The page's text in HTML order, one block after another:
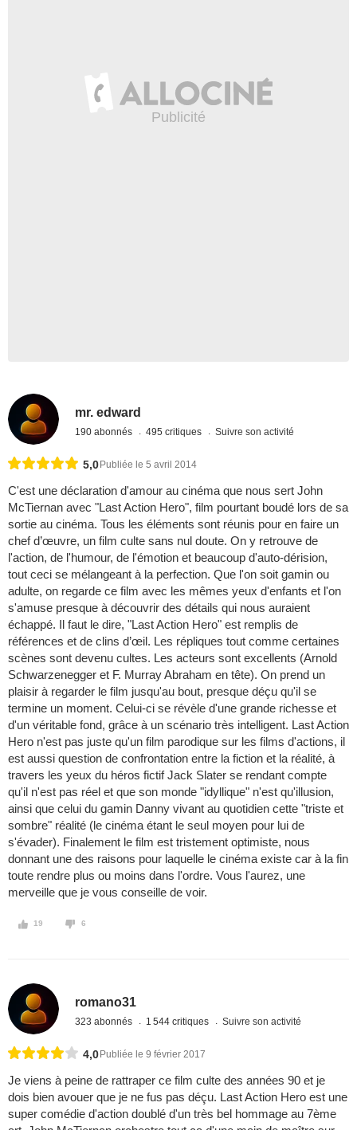
mr. edward
190 abonnés 495 critiques Suivre son activité
5,0 Publiée le 5 avril 2014
C'est une déclaration d'amour au cinéma que nous sert John
McTiernan avec "Last Action Hero", film pourtant boudé lors de sa
sortie au cinéma. Tous les éléments sont réunis pour en faire un
chef d’œuvre, un film culte sans nul doute. On y retrouve de
l'action, de l'humour, de l'émotion et beaucoup d'auto-dérision,
tout ceci se mélangeant à la perfection. Que l'on soit gamin ou
adulte, on regarde ce film avec les mêmes yeux d'enfants et l'on
s'amuse presque à découvrir des détails qui nous auraient
échappé. Il faut le dire, "Last Action Hero" est remplis de
références et de clins d’œil. Les répliques tout comme certaines
scènes sont devenu cultes. Les acteurs sont excellents (Arnold
Schwarzenegger et F. Murray Abraham en tête). On prend un
plaisir à regarder le film jusqu'au bout, presque déçu qu'il se
termine un moment. Celui-ci se révèle d'une grande richesse et
d'un véritable fond, grâce à un scénario très intelligent. Last Action
Hero n'est pas juste qu'un film parodique sur les films d'actions, il
est aussi question de confrontation entre la fiction et la réalité, à
travers les yeux du héros fictif Jack Slater se rendant compte
qu'il n'est pas réel et que son monde "idyllique" n'est qu'illusion,
ainsi que celui du gamin Danny vivant au quotidien cette "triste et
sombre" réalité (le cinéma étant le seul moyen pour lui de
s'évader). Finalement le film est tristement optimiste, nous
donnant une des raisons pour laquelle le cinéma existe car à la fin
toute rendre plus ou moins dans l'ordre. Vous l'aurez, une
merveille que je vous conseille de voir.
19 6
romano31
323 abonnés 1 544 critiques Suivre son activité
4,0 Publiée le 9 février 2017
Je viens à peine de rattraper ce film culte des années 90 et je
dois bien avouer que je ne fus pas déçu. Last Action Hero est une
super comédie d'action doublé d'un très bel hommage au 7ème